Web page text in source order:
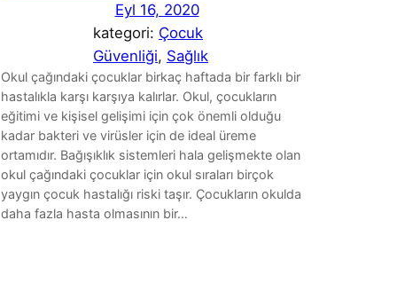
Eyl 16, 2020
kategori: Çocuk
Güvenliği, Sağlık
Okul çağındaki çocuklar birkaç haftada bir farklı bir
hastalıkla karşı karşıya kalırlar. Okul, çocukların
eğitimi ve kişisel gelişimi için çok önemli olduğu
kadar bakteri ve virüsler için de ideal üreme
ortamıdır. Bağışıklık sistemleri hala gelişmekte olan
okul çağındaki çocuklar için okul sıraları birçok
yaygın çocuk hastalığı riski taşır. Çocukların okulda
daha fazla hasta olmasının bir…